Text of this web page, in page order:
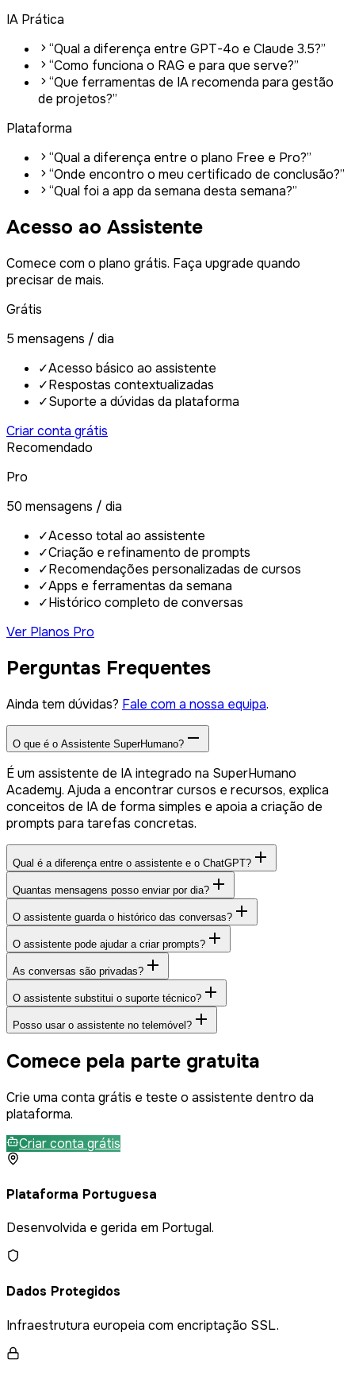
IA Prática
“Qual a diferença entre GPT-4o e Claude 3.5?”
“Como funciona o RAG e para que serve?”
“Que ferramentas de IA recomenda para gestão
de projetos?”
Plataforma
“Qual a diferença entre o plano Free e Pro?”
“Onde encontro o meu certificado de conclusão?”
“Qual foi a app da semana desta semana?”
Acesso ao Assistente
Comece com o plano grátis. Faça upgrade quando
precisar de mais.
Grátis
5 mensagens / dia
✓Acesso básico ao assistente
✓Respostas contextualizadas
✓Suporte a dúvidas da plataforma
Criar conta grátis
Recomendado
Pro
50 mensagens / dia
✓Acesso total ao assistente
✓Criação e refinamento de prompts
✓Recomendações personalizadas de cursos
✓Apps e ferramentas da semana
✓Histórico completo de conversas
Ver Planos Pro
Perguntas Frequentes
Ainda tem dúvidas? Fale com a nossa equipa.
O que é o Assistente SuperHumano?
É um assistente de IA integrado na SuperHumano
Academy. Ajuda a encontrar cursos e recursos, explica
conceitos de IA de forma simples e apoia a criação de
prompts para tarefas concretas.
Qual é a diferença entre o assistente e o ChatGPT?
Quantas mensagens posso enviar por dia?
O assistente guarda o histórico das conversas?
O assistente pode ajudar a criar prompts?
As conversas são privadas?
O assistente substitui o suporte técnico?
Posso usar o assistente no telemóvel?
Comece pela parte gratuita
Crie uma conta grátis e teste o assistente dentro da
plataforma.
Criar conta grátis
Plataforma Portuguesa
Desenvolvida e gerida em Portugal.
Dados Protegidos
Infraestrutura europeia com encriptação SSL.